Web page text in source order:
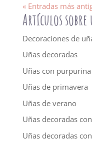
« Entradas más
Artículos sobre
Decoraciones de
Uñas decoradas
Uñas con purpurina
Uñas de primavera
Uñas de verano
Uñas decoradas
Uñas decoradas